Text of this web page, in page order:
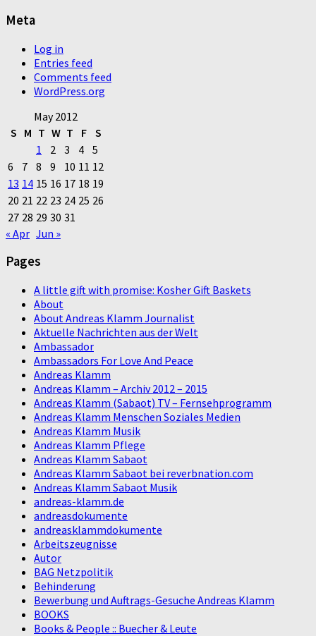
Meta
Log in
Entries feed
Comments feed
WordPress.org
May 2012
S M T W T F S
1
2 3 4 5
6
7 8 9 10 11 12
13 14 15 16 17 18 19
20 21 22 23 24 25 26
27 28 29 30 31
« Apr Jun »
Pages
A little gift with promise: Kosher Gift Baskets
About
About Andreas Klamm Journalist
Aktuelle Nachrichten aus der Welt
Ambassador
Ambassadors For Love And Peace
Andreas Klamm
Andreas Klamm – Archiv 2012 – 2015
Andreas Klamm (Sabaot) TV – Fernsehprogramm
Andreas Klamm Menschen Soziales Medien
Andreas Klamm Musik
Andreas Klamm Pflege
Andreas Klamm Sabaot
Andreas Klamm Sabaot bei reverbnation.com
Andreas Klamm Sabaot Musik
andreas-klamm.de
andreasdokumente
andreasklammdokumente
Arbeitszeugnisse
Autor
BAG Netzpolitik
Behinderung
Bewerbung und Auftrags-Gesuche Andreas Klamm
BOOKS
Books & People :: Buecher & Leute